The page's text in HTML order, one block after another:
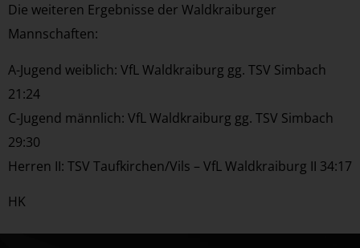
Die weiteren Ergebnisse der Waldkraiburger
Mannschaften:
A-Jugend weiblich: VfL Waldkraiburg gg. TSV Simbach
21:24
C-Jugend männlich: VfL Waldkraiburg gg. TSV Simbach
29:30
Herren II: TSV Taufkirchen/Vils – VfL Waldkraiburg II 34:17
HK